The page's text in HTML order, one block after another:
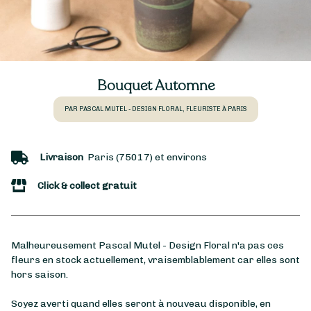
Bouquet Automne
PAR PASCAL MUTEL - DESIGN FLORAL, FLEURISTE À PARIS
Livraison Paris (75017) et environs
Click & collect gratuit
Malheureusement Pascal Mutel - Design Floral n'a pas ces
fleurs en stock actuellement, vraisemblablement car elles sont
hors saison.
Soyez averti quand elles seront à nouveau disponible, en